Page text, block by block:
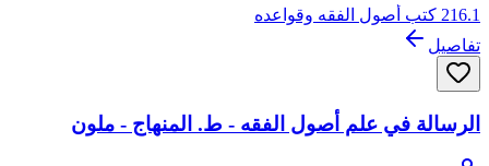
216.1 كتب أصول الفقه وقواعده
تفاصيل
الرسالة في علم أصول الفقه - ط. المنهاج - ملون